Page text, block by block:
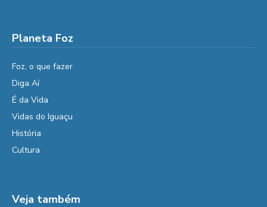
Planeta Foz
Foz, o que fazer
Diga Aí
É da Vida
Vidas do Iguaçu
História
Cultura
Veja também